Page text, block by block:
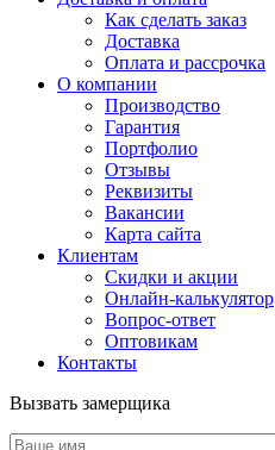
Как сделать заказ
Доставка
Оплата и рассрочка
О компании
Производство
Гарантия
Портфолио
Отзывы
Реквизиты
Вакансии
Карта сайта
Клиентам
Скидки и акции
Онлайн-калькулятор
Вопрос-ответ
Оптовикам
Контакты
Вызвать замерщика